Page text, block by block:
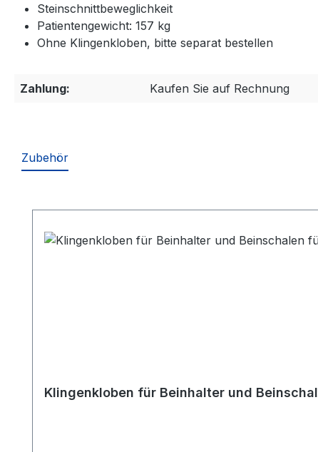
Steinschnittbeweglichkeit
Patientengewicht: 157 kg
Ohne Klingenkloben, bitte separat bestellen
Zahlung: Kaufen Sie auf Rechnung
Zubehör
Klingenkloben für Beinhalter und